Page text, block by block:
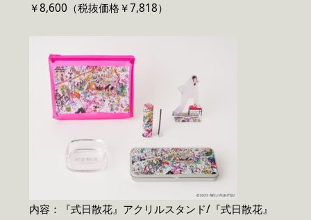
￥8,600（税抜価格￥7,818）
内容：『式日散花』アクリルスタンド/『式日散花』